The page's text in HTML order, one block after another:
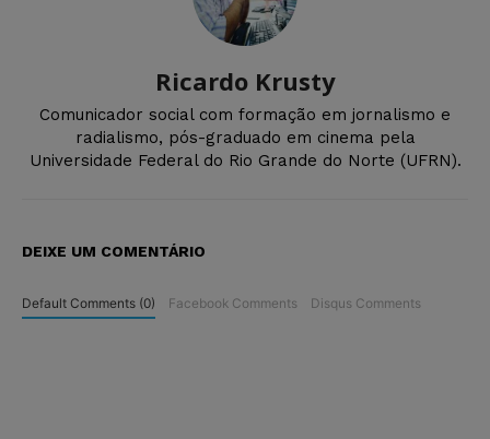
Ricardo Krusty
Comunicador social com formação em jornalismo e
radialismo, pós-graduado em cinema pela
Universidade Federal do Rio Grande do Norte (UFRN).
DEIXE UM COMENTÁRIO
Default Comments (0) Facebook Comments Disqus Comments